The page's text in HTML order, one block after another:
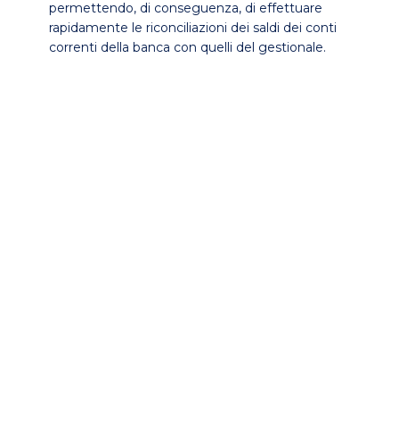
permettendo, di conseguenza, di effettuare
rapidamente le riconciliazioni dei saldi dei conti
correnti della banca con quelli del gestionale.